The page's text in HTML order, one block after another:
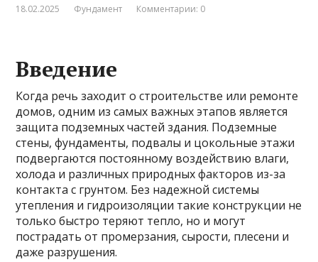
18.02.2025 Фундамент Комментарии: 0
Введение
Когда речь заходит о строительстве или ремонте
домов, одним из самых важных этапов является
защита подземных частей здания. Подземные
стены, фундаменты, подвалы и цокольные этажи
подвергаются постоянному воздействию влаги,
холода и различных природных факторов из-за
контакта с грунтом. Без надежной системы
утепления и гидроизоляции такие конструкции не
только быстро теряют тепло, но и могут
пострадать от промерзания, сырости, плесени и
даже разрушения.